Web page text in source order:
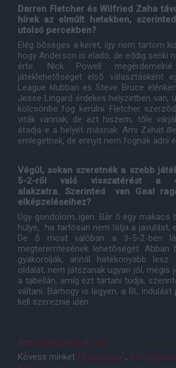
Darren Fletcher és Wilfried Zaha
hírek az elmúlt hetekben,
utolsó percekben?
Elég bõséges a keret, így nem tartom
hogy Anderson is eladó, de eddig senki
érte. Nick Powell
játéklehetõséget elsõ választásként
League klubban és Steve Bruce
Jesse Lingard érdekes helyzetben van,
kölcsönbe fog kerülni. Fletcher
viták vannak, de azt hiszem, tõle
átadja-e a helyét másnak. Ami Zahát
emlegetnek, de ennyit nem fognak adni
Végül, sokan szeretnék a szebb
5-2-rõl való visszatérést a
alakzatra. Szerinted van Gaal
elképzeléseihez?
Úgy gondolom, igen. Bár õ egy makacs
hülye, ha tartósan nem látja a javulást,
De õ most valóban a 3-5-2-ben
megteremtésének lehetõségét. Abban
gyakorolják, annál hatékonyabb
oldalát, nem játszanak ugyan jól, mégis
a tabellán, amíg ezt tartani tudja,
váltani. Bárhogy is legyen, a BL
kell szereznie idén.
thepeoplesperson.com
Kövess minket Facebookon,